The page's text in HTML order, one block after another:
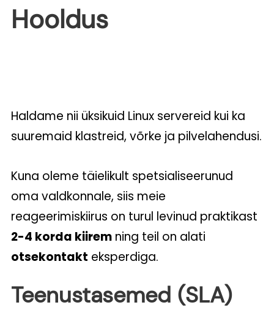
Hooldus
Haldame nii üksikuid Linux servereid kui ka
suuremaid klastreid, võrke ja pilvelahendusi.
Kuna oleme täielikult spetsialiseerunud
oma valdkonnale, siis meie
reageerimiskiirus on turul levinud praktikast
2-4 korda kiirem ning teil on alati
otsekontakt eksperdiga.
Teenustasemed (SLA)